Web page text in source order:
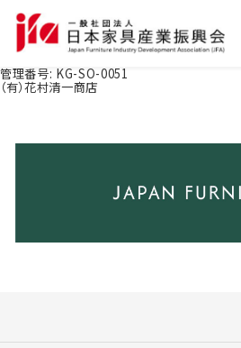
管理番号: KG-SO-0051
（有）花村清一商店